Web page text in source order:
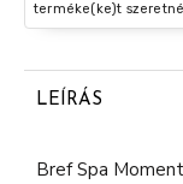
terméke(ke)t
LEÍRÁS
Bref Spa